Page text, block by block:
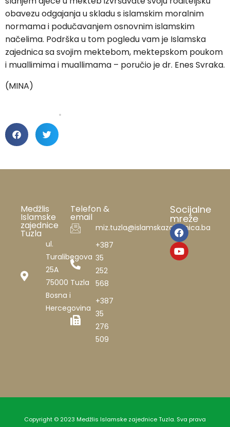
obavezu odgajanja u skladu s islamskim moralnim
normama i podučavanjem osnovnim islamskim
načelima. Podrška u tom pogledu vam je Islamska
zajednica sa svojim mektebom, mektepskom poukom
i muallimima i muallimama – poručio je dr. Enes Svraka.
(MINA)
Medžlis
Islamske
zajednice
Tuzla
ul.
Turalibegova
25A
75000 Tuzla
Bosna i
Hercegovina
Telefon &
email
miz.tuzla@islamskazajednica.ba
+387
35
252
568
+387
35
276
509
Socijalne
mreže
Copyright © 2023 Medžlis Islamske zajednice Tuzla. Sva prava